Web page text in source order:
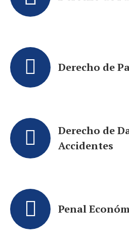
Derecho de
Derecho de
Accidentes
Penal